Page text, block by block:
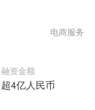
融资金额
超4亿人民币
电商服务